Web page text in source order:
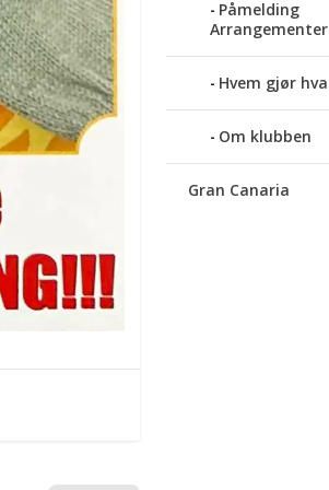
Påmelding
Arrangementer
Hvem gjør hva
Om klubben
Gran Canaria